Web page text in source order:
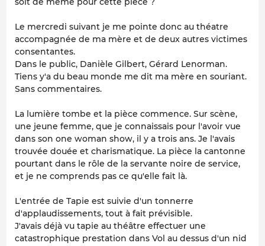
Le mercredi suivant je me pointe donc au théatre
accompagnée de ma mère et de deux autres victimes
consentantes.
Dans le public, Danièle Gilbert, Gérard Lenorman.
Tiens y'a du beau monde me dit ma mère en souriant.
Sans commentaires.
La lumière tombe et la pièce commence. Sur scène,
une jeune femme, que je connaissais pour l'avoir vue
dans son one woman show, il y a trois ans. Je l'avais
trouvée douée et charismatique. La pièce la cantonne
pourtant dans le rôle de la servante noire de service,
et je ne comprends pas ce qu'elle fait là.
L'entrée de Tapie est suivie d'un tonnerre
d'applaudissements, tout à fait prévisible.
J'avais déjà vu tapie au théâtre effectuer une
catastrophique prestation dans Vol au dessus d'un nid